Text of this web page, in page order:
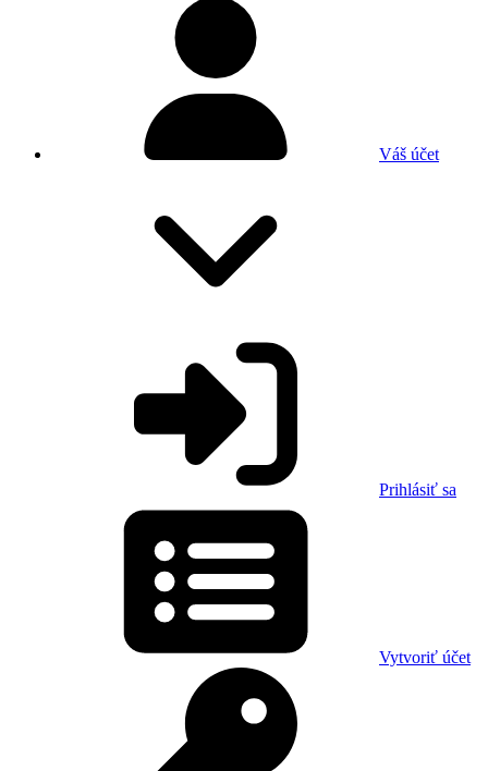
Váš účet
Prihlásiť sa
Vytvoriť účet